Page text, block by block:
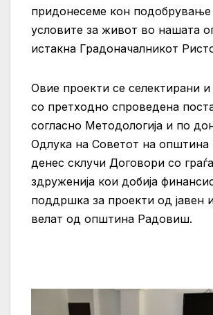
придонесеме кон подобрување
условите за живот во нашата
истакна Градоначалникот
Овие проекти се селектирани
со претходно спроведена
согласно Методологија и по
Одлука на Советот на
денес склучи Договори со
здруженија кои добија
поддршка за проекти од јавен
велат од општина Радовиш.